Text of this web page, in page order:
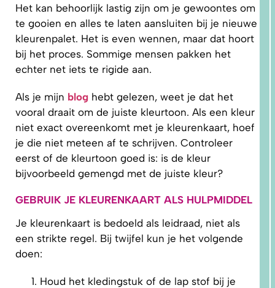
Het kan behoorlijk lastig zijn om je gewoontes om
te gooien en alles te laten aansluiten bij je nieuwe
kleurenpalet. Het is even wennen, maar dat hoort
bij het proces. Sommige mensen pakken het
echter net iets te rigide aan.
Als je mijn blog hebt gelezen, weet je dat het
vooral draait om de juiste kleurtoon. Als een kleur
niet exact overeenkomt met je kleurenkaart, hoef
je die niet meteen af te schrijven. Controleer
eerst of de kleurtoon goed is: is de kleur
bijvoorbeeld gemengd met de juiste kleur?
GEBRUIK JE KLEURENKAART ALS HULPMIDDEL
Je kleurenkaart is bedoeld als leidraad, niet als
een strikte regel. Bij twijfel kun je het volgende
doen:
Houd het kledingstuk of de lap stof bij je
NIKS
GOED?
DAT LIGT
NIET AAN
JOU!